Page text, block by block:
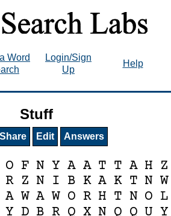
Word
Login/Sign
Up
Help
Stuff
Share Edit Answers
O F N Y A A T T A H Z
R Z N I B K A K T N W
A W A W O R H T N O L
Y D B R Q X N Q Q U Y